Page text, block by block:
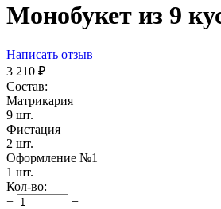
Монобукет из 9
Написать отзыв
3 210 ₽
Состав:
Матрикария
9 шт.
Фистация
2 шт.
Оформление №1
1 шт.
Кол-во:
+
−